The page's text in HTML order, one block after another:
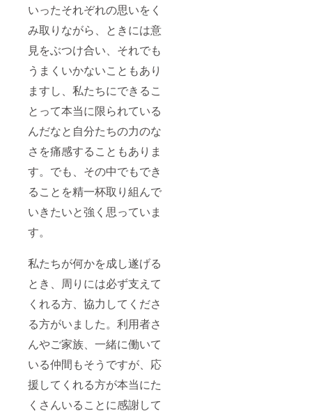
いったそれぞれの思いをく
み取りながら、ときには意
見をぶつけ合い、それでも
うまくいかないこともあり
ますし、私たちにできるこ
とって本当に限られている
んだなと自分たちの力のな
さを痛感することもありま
す。でも、その中でもでき
ることを精一杯取り組んで
いきたいと強く思っていま
す。
私たちが何かを成し遂げる
とき、周りには必ず支えて
くれる方、協力してくださ
る方がいました。利用者さ
んやご家族、一緒に働いて
いる仲間もそうですが、応
援してくれる方が本当にた
くさんいることに感謝して